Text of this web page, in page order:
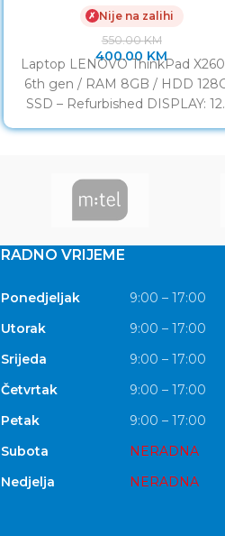
✗ Nije na zalihi
550.00KM
400.00 KM
Laptop LENOVO ThinkPad
6th gen / RAM 8GB / HDD
SSD – Refurbished DISPLAY:
RADNO VRIJEME
Ponedjeljak
9:00 – 17:00
Utorak
9:00 – 17:00
Srijeda
9:00 – 17:00
Četvrtak
9:00 – 17:00
Petak
9:00 – 17:00
Subota
NERADNA
Nedjelja
NERADNA